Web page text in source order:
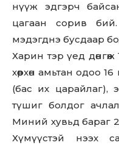
нүүж эдгэрч
цагаан сорив
мэдэгднэ бусдаар
Харин тэр үед
хөөрхөн амьтан одоо
(бас их царайлаг),
түшиг болдог
Миний хувьд бараг
Хүмүүстэй нээх